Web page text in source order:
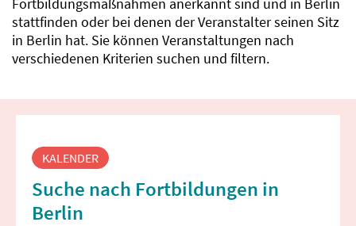
stattfinden oder bei denen der Veranstalter seinen Sitz
in Berlin hat. Sie können Veranstaltungen nach
verschiedenen Kriterien suchen und filtern.
Fortbildungssuche
KALENDER
Suche nach Fortbildungen in
Berlin